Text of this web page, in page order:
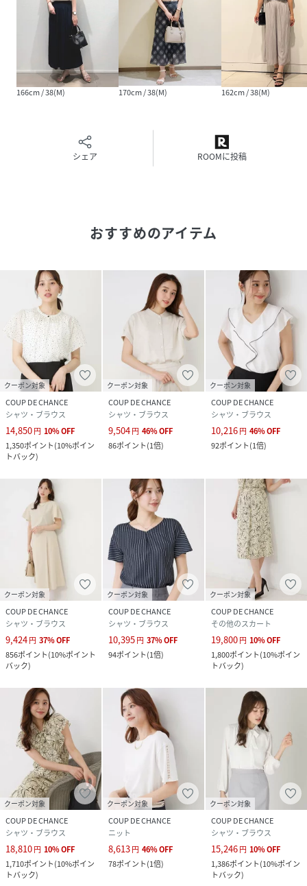
166cm / 38(M) 170cm / 38(M) 162cm / 38(M)
シェア ROOMに投稿
おすすめのアイテム
クーポン対象
COUP DE CHANCE
シャツ・ブラウス
14,850円 10%OFF
1,350ポイント(10%ポイン
トバック)
クーポン対象
COUP DE CHANCE
シャツ・ブラウス
9,504円 46%OFF
86ポイント(1倍)
クーポン対象
COUP DE CHANCE
シャツ・ブラウス
10,216円 46%OFF
92ポイント(1倍)
クーポン対象
COUP DE CHANCE
シャツ・ブラウス
9,424円 37%OFF
856ポイント(10%ポイント
バック)
クーポン対象
COUP DE CHANCE
シャツ・ブラウス
10,395円 37%OFF
94ポイント(1倍)
クーポン対象
COUP DE CHANCE
その他のスカート
19,800円 10%OFF
1,800ポイント(10%ポイン
トバック)
クーポン対象
COUP DE CHANCE
シャツ・ブラウス
18,810円 10%OFF
1,710ポイント(10%ポイン
トバック)
クーポン対象
COUP DE CHANCE
ニット
8,613円 46%OFF
78ポイント(1倍)
クーポン対象
COUP DE CHANCE
シャツ・ブラウス
15,246円 10%OFF
1,386ポイント(10%ポイン
トバック)